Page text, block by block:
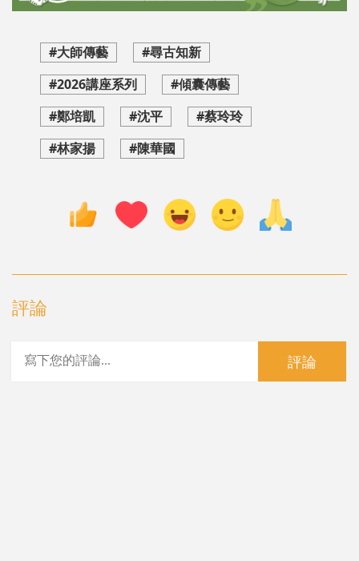
#大師傳藝
#尋古知新
#2026講座系列
#傾囊傳藝
#鄭培凱
#沈平
#蔡玲玲
#林家揚
#陳華國
評論
評論